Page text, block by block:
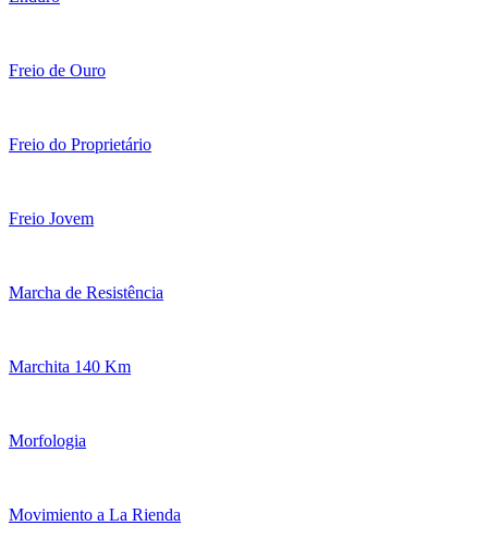
Freio de Ouro
Freio do Proprietário
Freio Jovem
Marcha de Resistência
Marchita 140 Km
Morfologia
Movimiento a La Rienda